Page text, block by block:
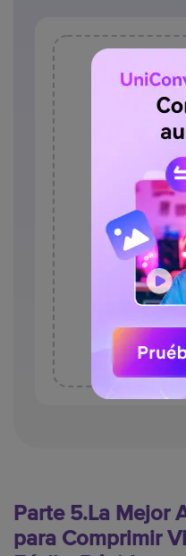
Parte 5.La Mejor
para Comprimir